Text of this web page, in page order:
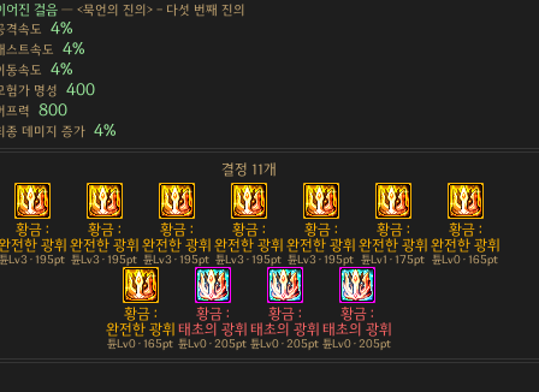
어진 걸음 — <묵언의 진의> - 다섯 번째 진의
격속도 4%
스트속도 4%
동속도 4%
험가 명성 400
프력 800
종 데미지 증가 4%
결정 11개
황금 :
전한 광휘
튠Lv3 · 195pt
황금 :
완전한 광휘
튠Lv3 · 195pt
황금 :
완전한 광휘
튠Lv3 · 195pt
황금 :
완전한 광휘
튠Lv3 · 195pt
황금 :
완전한 광휘
튠Lv3 · 195pt
황금 :
완전한 광휘
튠Lv1 · 175pt
황금 :
완전한 광휘
튠Lv0 · 165pt
황금 :
완전한 광휘
튠Lv0 · 165pt
황금 :
태초의 광휘
튠Lv0 · 205pt
황금 :
태초의 광휘
튠Lv0 · 205pt
황금 :
태초의 광휘
튠Lv0 · 205pt